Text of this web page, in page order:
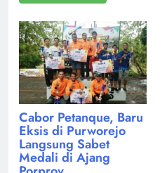
Cabor Petanque, Baru
Eksis di Purworejo
Langsung Sabet
Medali di Ajang